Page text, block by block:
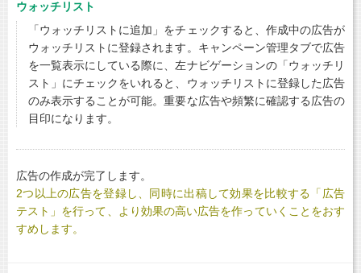
ウォッチリスト
「ウォッチリストに追加」をチェックすると、作成中の広告が
ウォッチリストに登録されます。キャンペーン管理タブで広告
を一覧表示にしている際に、左ナビゲーションの「ウォッチリ
スト」にチェックをいれると、ウォッチリストに登録した広告
のみ表示することが可能。重要な広告や頻繁に確認する広告の
目印になります。
広告の作成が完了します。
2つ以上の広告を登録し、同時に出稿して効果を比較する「広告
テスト」を行って、より効果の高い広告を作っていくことをおす
すめします。